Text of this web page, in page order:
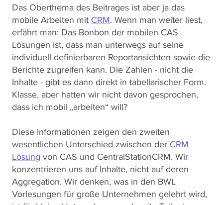
Das Oberthema des Beitrages ist aber ja das
mobile Arbeiten mit CRM. Wenn man weiter liest,
erfährt man: Das Bonbon der mobilen CAS
Lösungen ist, dass man unterwegs auf seine
individuell definierbaren Reportansichten sowie die
Berichte zugreifen kann. Die Zahlen - nicht die
Inhalte - gibt es dann direkt in tabellarischer Form.
Klasse, aber hatten wir nicht davon gesprochen,
dass ich mobil „arbeiten“ will?
Diese Informationen zeigen den zweiten
wesentlichen Unterschied zwischen der CRM
Lösung von CAS und CentralStationCRM. Wir
konzentrieren uns auf Inhalte, nicht auf deren
Aggregation. Wir denken, was in den BWL
Vorlesungen für große Unternehmen gelehrt wird,